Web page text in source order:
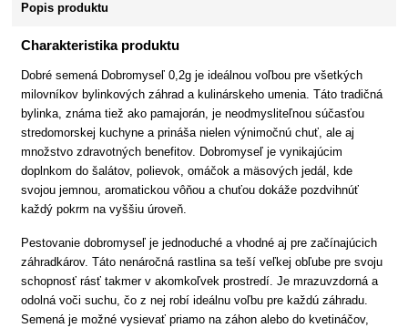
Popis produktu
Charakteristika produktu
Dobré semená Dobromyseľ 0,2g je ideálnou voľbou pre všetkých
milovníkov bylinkových záhrad a kulinárskeho umenia. Táto tradičná
bylinka, známa tiež ako pamajorán, je neodmysliteľnou súčasťou
stredomorskej kuchyne a prináša nielen výnimočnú chuť, ale aj
množstvo zdravotných benefitov. Dobromyseľ je vynikajúcim
doplnkom do šalátov, polievok, omáčok a mäsových jedál, kde
svojou jemnou, aromatickou vôňou a chuťou dokáže pozdvihnúť
každý pokrm na vyššiu úroveň.
Pestovanie dobromyseľ je jednoduché a vhodné aj pre začínajúcich
záhradkárov. Táto nenáročná rastlina sa teší veľkej obľube pre svoju
schopnosť rásť takmer v akomkoľvek prostredí. Je mrazuvzdorná a
odolná voči suchu, čo z nej robí ideálnu voľbu pre každú záhradu.
Semená je možné vysievať priamo na záhon alebo do kvetináčov,